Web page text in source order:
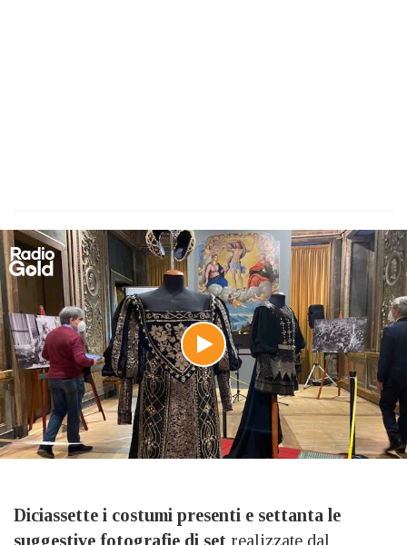
Diciassette i costumi presenti e settanta le
suggestive fotografie di set realizzate dal